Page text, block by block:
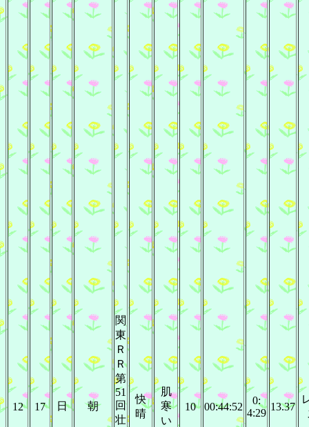
12 17 日 朝
関
東
Ｒ
Ｒ
第
51
回
壮
快
晴
肌
寒
い
10 00:44:52
0:
4:29
13.37